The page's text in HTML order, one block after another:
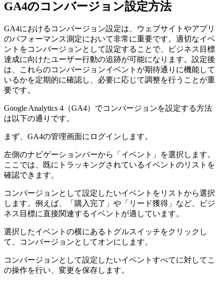
GA4のコンバージョン設定方法
GA4におけるコンバージョン設定は、ウェブサイトやアプリ
のパフォーマンス測定において非常に重要です。適切なイベ
ントをコンバージョンとして設定することで、ビジネス目標
達成に向けたユーザー行動の追跡が可能になります。設定後
は、これらのコンバージョンイベントが期待通りに機能して
いるかを定期的に確認し、必要に応じて調整を行うことが重
要です。
Google Analytics 4（GA4）でコンバージョンを設定する方法
は以下の通りです。
まず、GA4の管理画面にログインします。
左側のナビゲーションバーから「イベント」を選択します。
ここでは、既にトラッキングされているイベントのリストを
確認できます。
コンバージョンとして設定したいイベントをリストから選択
します。例えば、「購入完了」や「リード獲得」など、ビジ
ネス目標に直接関連するイベントが適しています。
選択したイベントの横にあるトグルスイッチをクリックし
て、コンバージョンとしてオンにします。
コンバージョンとして設定したいイベントすべてに対してこ
の操作を行い、変更を保存します。